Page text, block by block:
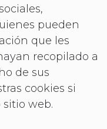
pueden
que les
recopilado a
de sus
cookies si
web.